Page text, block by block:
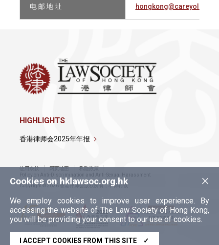
电 邮 地 址
×
Cookies on hklawsoc.org.hk
We employ cookies to improve user experience. By
accessing the website of The Law Society of Hong Kong,
you will be providing your consent to our use of cookies.
I ACCEPT COOKIES FROM THIS SITE ✓
HIGHLIGHTS
香港律师会2025年年报
使用条款 网页地图
私隐政策
Policy on Anti-Discrimination and Anti-Sexual Harassment
Copyright © 2026 香港律师会版权所有，不得转载